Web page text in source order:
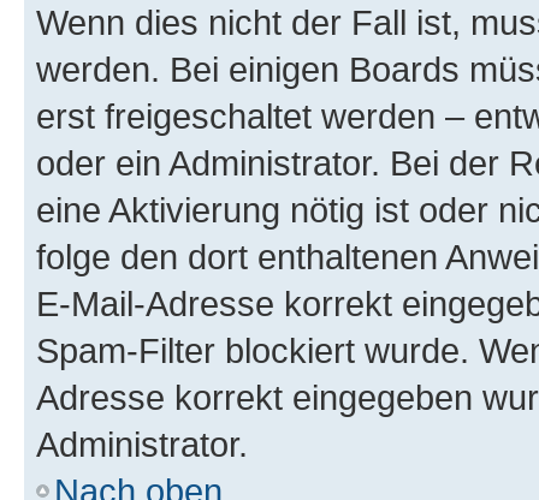
Wenn dies nicht der Fall ist,
werden. Bei einigen Boards
erst freigeschaltet werden –
oder ein Administrator. Bei der
eine Aktivierung nötig ist oder
folge den dort enthaltenen
E-Mail-Adresse korrekt
Spam-Filter blockiert wurde.
Adresse korrekt eingegeben
Administrator.
Nach oben